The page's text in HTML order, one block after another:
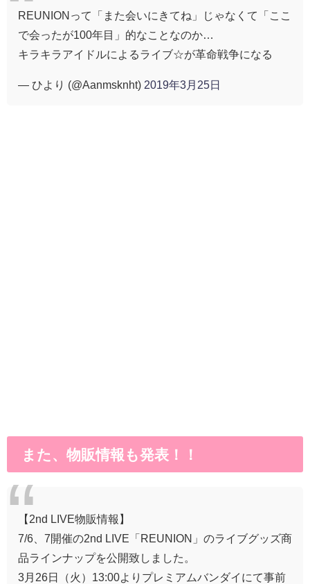
REUNIONって「また会いにきてね」じゃなくて「ここ
で会ったが100年目」的なことなのか…
キラキラアイドルによるライブ☆が革命戦争になる
— ひより (@Aanmsknht) 2019年3月25日
また、物販情報も発表！！
【2nd LIVE物販情報】
7/6、7開催の2nd LIVE「REUNION」のライブグッズ商
品ラインナップを公開致しました。
3月26日（火）13:00よりプレミアムバンダイにて事前